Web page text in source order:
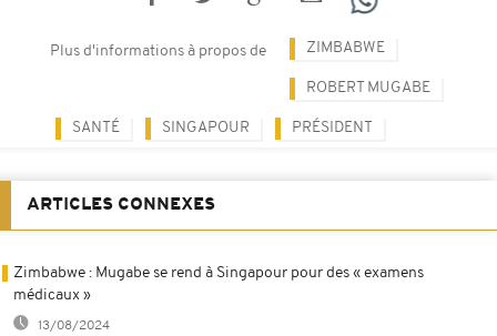
Plus d'informations à propos de ZIMBABWE
ROBERT MUGABE
SANTÉ SINGAPOUR PRÉSIDENT
ARTICLES CONNEXES
Zimbabwe : Mugabe se rend à Singapour pour des « examens
médicaux »
13/08/2024